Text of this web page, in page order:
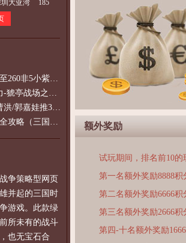
大亚湾
185
玩家攻略 | 吴国240至260非5小紫过策免
卡点攻略 | 陆逊势力-猇亭战场之陆逊
玩家攻略 | 蜀国无曹洪/郭嘉娃推375级，
【霸业】新区/新手全攻略（三国通用）2
争策略型网页
并起的三国时
游戏。此款绿
所未有的战斗
也无宝石合
额外奖励
试玩期间，排名前10
第一名额外奖励8888积
第二名额外奖励6666积
第三名额外奖励2666积
第四-十名额外奖励